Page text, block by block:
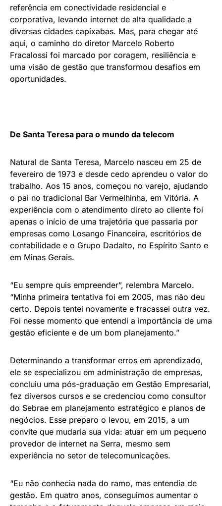
referência em conectividade residencial e
corporativa, levando internet de alta qualidade a
diversas cidades capixabas. Mas, para chegar até
aqui, o caminho do diretor Marcelo Roberto
Fracalossi foi marcado por coragem, resiliência e
uma visão de gestão que transformou desafios em
oportunidades.
De Santa Teresa para o mundo da telecom
Natural de Santa Teresa, Marcelo nasceu em 25 de
fevereiro de 1973 e desde cedo aprendeu o valor do
trabalho. Aos 15 anos, começou no varejo, ajudando
o pai no tradicional Bar Vermelhinha, em Vitória. A
experiência com o atendimento direto ao cliente foi
apenas o início de uma trajetória que passaria por
empresas como Losango Financeira, escritórios de
contabilidade e o Grupo Dadalto, no Espírito Santo e
em Minas Gerais.
“Eu sempre quis empreender”, relembra Marcelo.
“Minha primeira tentativa foi em 2005, mas não deu
certo. Depois tentei novamente e fracassei outra vez.
Foi nesse momento que entendi a importância de uma
gestão eficiente e de um bom planejamento.”
Determinando a transformar erros em aprendizado,
ele se especializou em administração de empresas,
concluiu uma pós-graduação em Gestão Empresarial,
fez diversos cursos e se credenciou como consultor
do Sebrae em planejamento estratégico e planos de
negócios. Esse preparo o levou, em 2015, a um
convite que mudaria sua vida: atuar em um pequeno
provedor de internet na Serra, mesmo sem
experiência no setor de telecomunicações.
“Eu não conhecia nada do ramo, mas entendia de
gestão. Em quatro anos, conseguimos aumentar o